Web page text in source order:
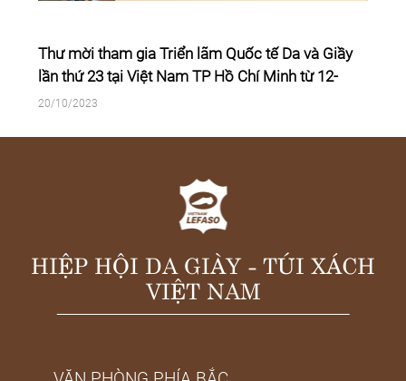
Thư mời tham gia Triển lãm Quốc tế Da và Giầy
lần thứ 23 tại Việt Nam TP Hồ Chí Minh từ 12-
14/7/2023; Hà Nội từ 13-15/12/2023
20/10/2023
HIỆP HỘI DA GIÀY - TÚI XÁCH
VIỆT NAM